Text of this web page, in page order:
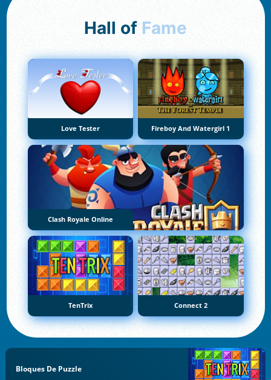
Hall of Fame
Love Tester Fireboy And Watergirl 1
Clash Royale Online
TenTrix Connect 2
Bloques De Puzzle